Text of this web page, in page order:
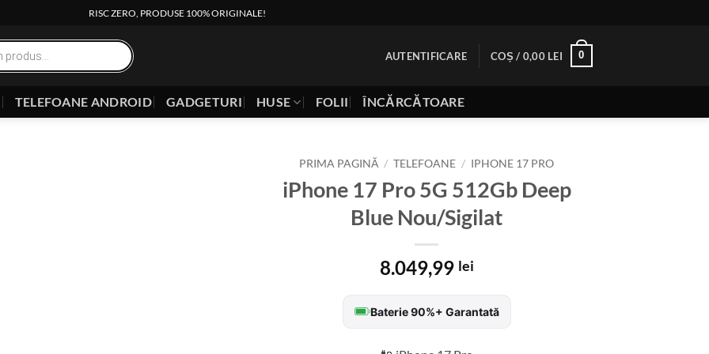
RISC ZERO, PRODUSE 100% ORIGINALE!
AUTENTIFICARE COȘ / 0,00 LEI 0
TELEFOANE ANDROID GADGETURI HUSE FOLII ÎNCĂRCĂTOARE
PRIMA PAGINĂ / TELEFOANE / IPHONE 17 PRO
iPhone 17 Pro 5G 512Gb Deep
Blue Nou/Sigilat
8.049,99 lei
Baterie 90%+ Garantată